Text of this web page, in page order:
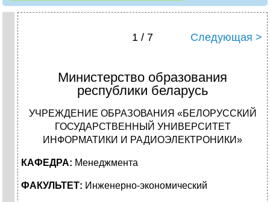
1 / 7 Следующая >
Министерство образования
республики беларусь
УЧРЕЖДЕНИЕ ОБРАЗОВАНИЯ «БЕЛОРУССКИЙ
ГОСУДАРСТВЕННЫЙ УНИВЕРСИТЕТ
ИНФОРМАТИКИ И РАДИОЭЛЕКТРОНИКИ»
КАФЕДРА: Менеджмента
ФАКУЛЬТЕТ: Инженерно-экономический